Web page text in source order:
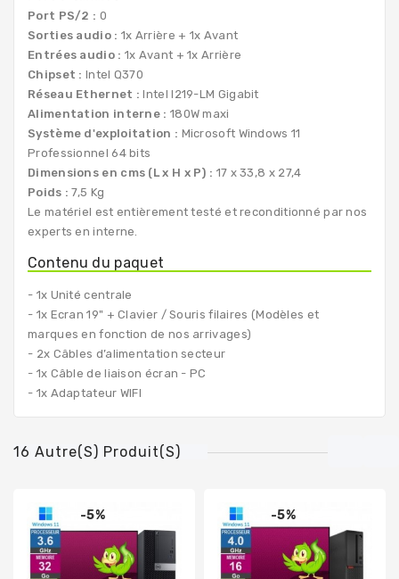
Port PS/2 : 0
Sorties audio : 1x Arrière + 1x Avant
Entrées audio : 1x Avant + 1x Arrière
Chipset : Intel Q370
Réseau Ethernet :Intel I219-LM Gigabit
Alimentation interne : 180W maxi
Système d'exploitation : Microsoft Windows 11
Professionnel 64 bits
Dimensions en cms (L x H x P) : 17 x 33,8 x 27,4
Poids :7,5 Kg
Le matériel est entièrement testé et reconditionné par nos
experts en interne.
Contenu du paquet
- 1x Unité centrale
- 1x Ecran 19" + Clavier / Souris filaires (Modèles et
marques en fonction de nos arrivages)
- 2x Câbles d’alimentation secteur
- 1x Câble de liaison écran - PC
- 1x Adaptateur WIFI
16 Autre(s) Produit(s)
-5% -5%